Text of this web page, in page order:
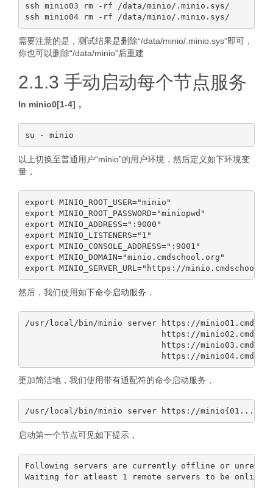
ssh minio03 rm -rf /data/minio/.minio.sys/
需要注意的是，测试结果是删除“/data/minio/.minio.sys”即可，
你也可以删除“/data/minio”后重建
2.1.3 手动启动每个节点服务
In minio0[1-4]，
以上切换至普通用户“minio”的用户环境，然后定义如下环境变
量，
export MINIO_ROOT_USER="minio"
export MINIO_ROOT_PASSWORD="miniopwd"
export MINIO_ADDRESS=":9000"
export MINIO_LISTENERS="1"
export MINIO_CONSOLE_ADDRESS=":9001"
export MINIO_DOMAIN="minio.cmdschool.org"
然后，我们使用如下命令启动服务，
/usr/local/bin/minio server https://
https://
https://
更加简洁地，我们使用带有通配符的命令启动服务，
启动第一个节点可见如下提示，
Following servers are currently offline or